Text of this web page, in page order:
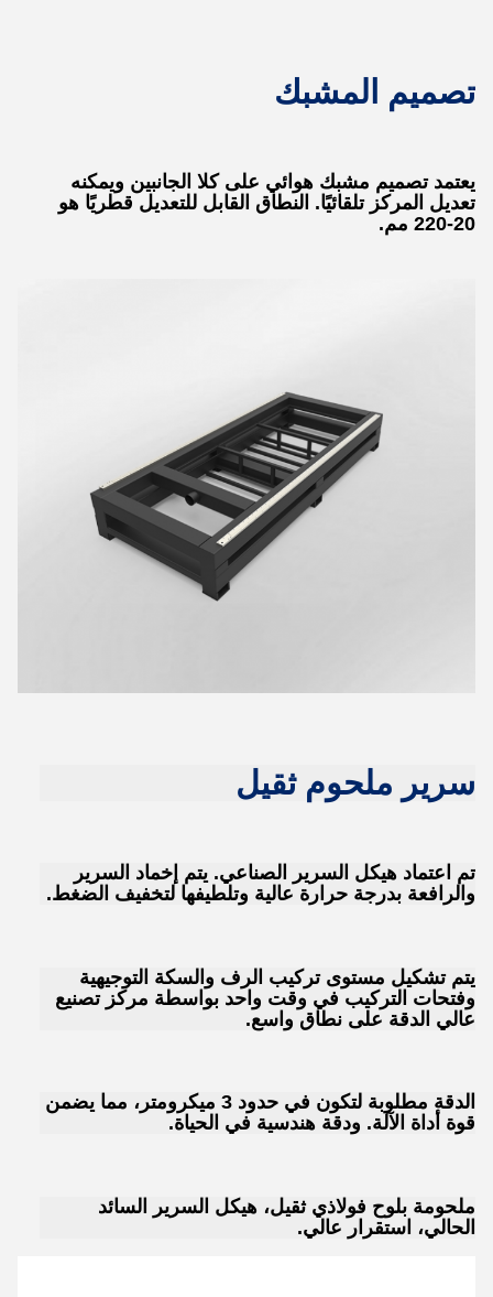
تصميم المشبك
يعتمد تصميم مشبك هوائي على كلا الجانبين ويمكنه
تعديل المركز تلقائيًا. النطاق القابل للتعديل قطريًا هو
20-220 مم.
سرير ملحوم ثقيل
تم اعتماد هيكل السرير الصناعي. يتم إخماد السرير
والرافعة بدرجة حرارة عالية وتلطيفها لتخفيف الضغط.
يتم تشكيل مستوى تركيب الرف والسكة التوجيهية
وفتحات التركيب في وقت واحد بواسطة مركز تصنيع
عالي الدقة على نطاق واسع.
الدقة مطلوبة لتكون في حدود 3 ميكرومتر، مما يضمن
قوة أداة الآلة. ودقة هندسية في الحياة.
ملحومة بلوح فولاذي ثقيل، هيكل السرير السائد
الحالي، استقرار عالي.